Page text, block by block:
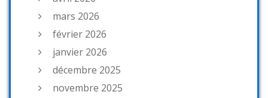
mars 2026
février 2026
janvier 2026
décembre 2025
novembre 2025